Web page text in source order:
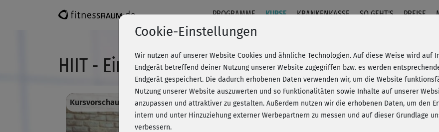
PROGRAMME KURSE KRANKENKASSE SO GEHT'S PREISE
HIIT - Einführung
Kursvorschau - Anmelden und alles trainieren! 20% Rabatt + Wunsch-Goodie
Cookie-Einstellungen
Wir nutzen auf unserer Website Cookies und ähnliche Technologien. Auf diese Weise wird auf
Endgerät betreffend deiner Nutzung unserer Website zugegriffen bzw. es werden
Endgerät gespeichert. Die dadurch erhobenen Daten verwenden wir, um die Website
Nutzung unserer Website auszuwerten und so Funktionalitäten sowie Inhalte auf unserer
anzupassen und attraktiver zu gestalten. Außerdem nutzen wir die erhobenen Daten, um den
intern und unter Hinzuziehung externer Werbepartnern zu messen und auf dieser Grundlage
verbessern.